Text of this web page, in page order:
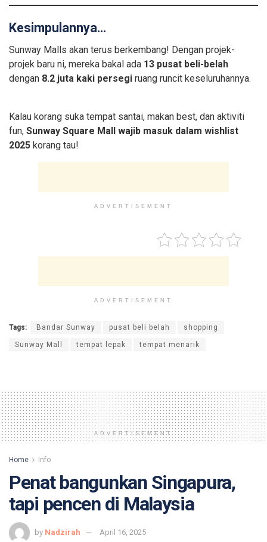
Kesimpulannya…
Sunway Malls akan terus berkembang! Dengan projek-
projek baru ni, mereka bakal ada 13 pusat beli-belah
dengan 8.2 juta kaki persegi ruang runcit keseluruhannya.
Kalau korang suka tempat santai, makan best, dan aktiviti
fun, Sunway Square Mall wajib masuk dalam wishlist
2025 korang tau!
ADVERTISEMENT
ADVERTISEMENT
Tags: Bandar Sunway pusat beli belah shopping
Sunway Mall tempat lepak tempat menarik
ADVERTISEMENT
Home Info
Penat bangunkan Singapura,
tapi pencen di Malaysia
by Nadzirah April 16, 2025